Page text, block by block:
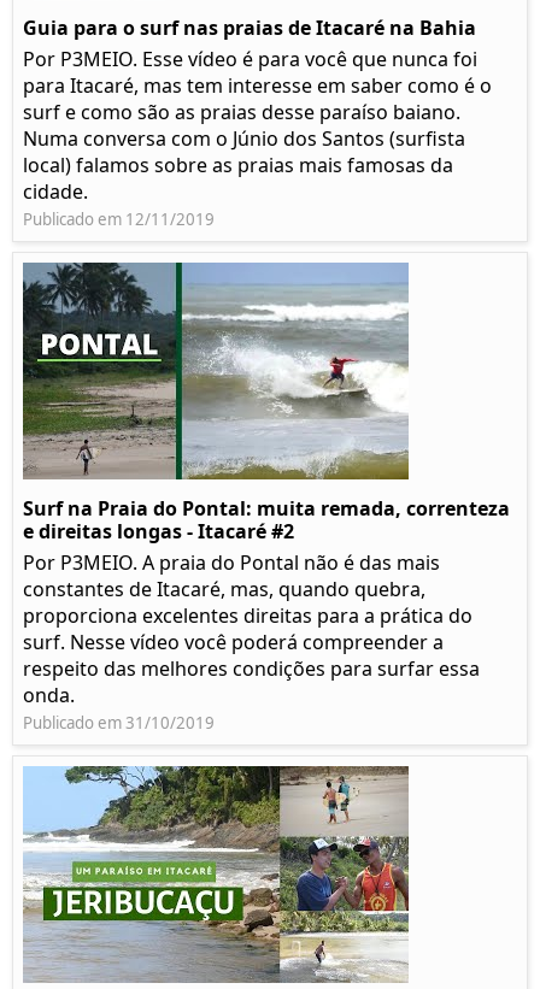
Guia para o surf nas praias de Itacaré na Bahia
Por P3MEIO. Esse vídeo é para você que nunca foi
para Itacaré, mas tem interesse em saber como é o
surf e como são as praias desse paraíso baiano.
Numa conversa com o Júnio dos Santos (surfista
local) falamos sobre as praias mais famosas da
cidade.
Publicado em 12/11/2019
Surf na Praia do Pontal: muita remada, correnteza
e direitas longas - Itacaré #2
Por P3MEIO. A praia do Pontal não é das mais
constantes de Itacaré, mas, quando quebra,
proporciona excelentes direitas para a prática do
surf. Nesse vídeo você poderá compreender a
respeito das melhores condições para surfar essa
onda.
Publicado em 31/10/2019